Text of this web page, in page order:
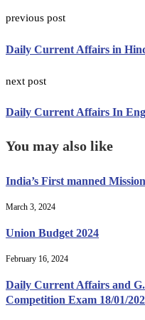
previous post
Daily Current Affairs in
next post
Daily Current Affairs In
You may also like
India’s First manned
March 3, 2024
Union Budget 2024
February 16, 2024
Daily Current Affairs and
Competition Exam 18/01/